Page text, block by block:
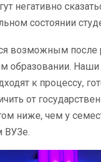
негативно
состоянии
возможным после
образовании. Наши
к процессу,
от
ниже, чем у
ВУЗе.